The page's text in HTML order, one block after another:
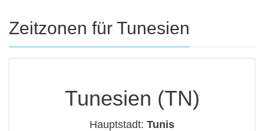
Zeitzonen für Tunesien
Tunesien (TN)
Hauptstadt: Tunis